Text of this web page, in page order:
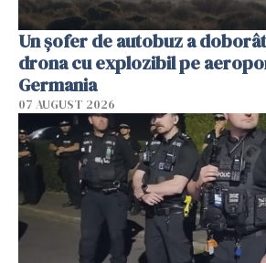
Un șofer de autobuz a
drona cu explozibil pe
Germania
07 AUGUST 2026